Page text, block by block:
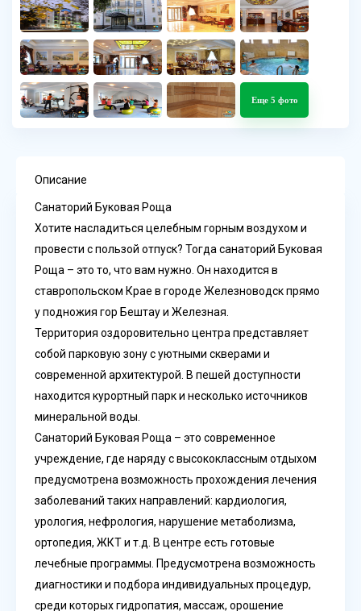
Еще 5 фото
Описание
Санаторий Буковая Роща
Хотите насладиться целебным горным воздухом и
провести с пользой отпуск? Тогда санаторий Буковая
Роща – это то, что вам нужно. Он находится в
ставропольском Крае в городе Железноводск прямо
у подножия гор Бештау и Железная.
Территория оздоровительно центра представляет
собой парковую зону с уютными скверами и
современной архитектурой. В пешей доступности
находится курортный парк и несколько источников
минеральной воды.
Санаторий Буковая Роща – это современное
учреждение, где наряду с высококлассным отдыхом
предусмотрена возможность прохождения лечения
заболеваний таких направлений: кардиология,
урология, нефрология, нарушение метаболизма,
ортопедия, ЖКТ и т.д. В центре есть готовые
лечебные программы. Предусмотрена возможность
диагностики и подбора индивидуальных процедур,
среди которых гидропатия, массаж, орошение